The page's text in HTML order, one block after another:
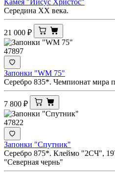
Середина ХХ века.
21 000 ₽
47897
Запонки "WM 75"
Серебро 835*. Чемпионат мира
7 800 ₽
47822
Запонки "Спутник"
Серебро 875*. Клеймо "2СЧ",
"Северная чернь"